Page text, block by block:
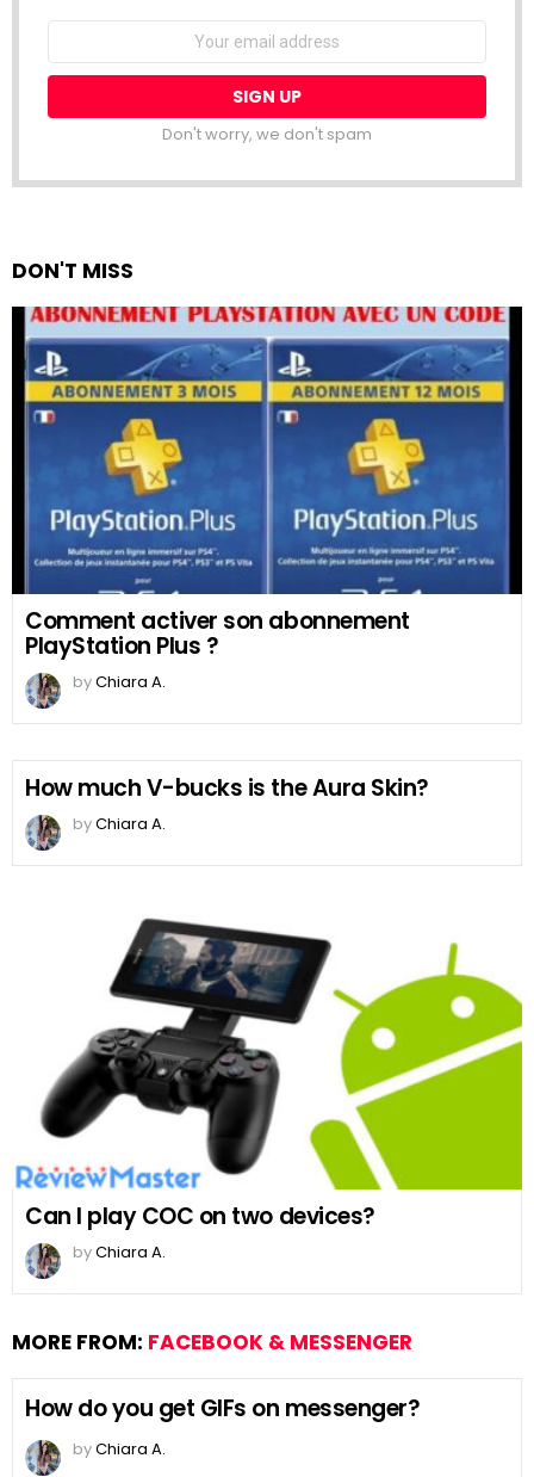
Email
Don't worry, we don't spam
DON'T MISS
Comment activer son abonnement
PlayStation Plus ?
byChiara A.
How much V-bucks is the Aura Skin?
byChiara A.
Can I play COC on two devices?
byChiara A.
MORE FROM: FACEBOOK & MESSENGER
How do you get GIFs on messenger?
byChiara A.